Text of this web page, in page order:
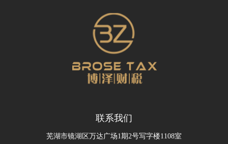
联系我们
芜湖市镜湖区万达广场1期2号写字楼1108室